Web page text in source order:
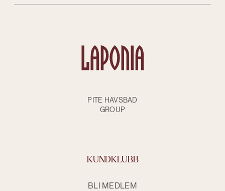
KUNDKLUBB
BLI MEDLEM
PITE HAVSBAD
GROUP